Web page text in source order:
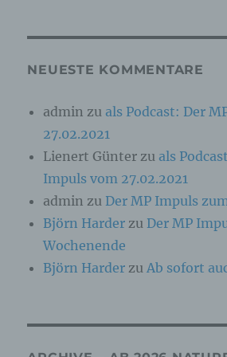
NEUESTE KOMMENTARE
admin zu als Podcast: Der
27.02.2021
Lienert Günter zu als
Impuls vom 27.02.2021
admin zu Der MP Impuls
Björn Harder zu Der MP
Wochenende
Björn Harder zuAb sofort
physischen, physiologischen,
sozialen Identität dieser
b) betroffene Person
Betroffene Person ist jede
identifizierbare natürliche
personenbezogene Daten von
Verarbeitung Verantwortlichen
werden.
c) Verarbeitung
automatisierter Verfahren